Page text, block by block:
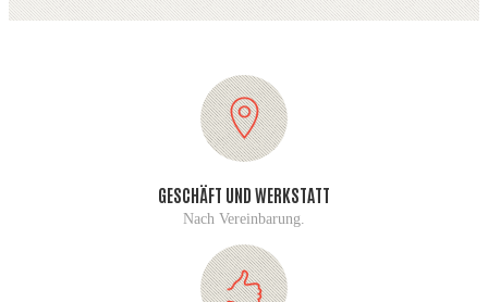
GESCHÄFT UND WERKSTATT
Nach Vereinbarung.